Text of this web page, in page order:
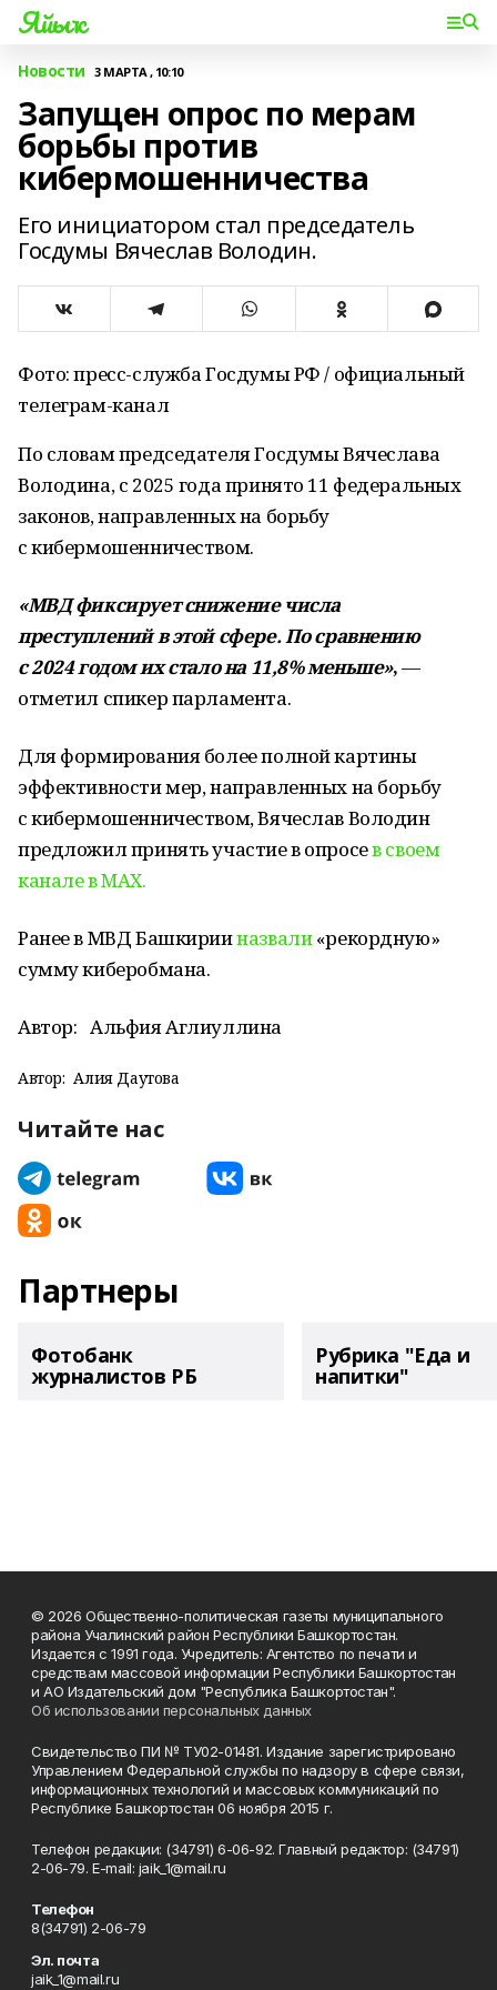
Яйыҡ
Новости 3 МАРТА , 10:10
Запущен опрос по мерам
борьбы против
кибермошенничества
Его инициатором стал председатель
Госдумы Вячеслав Володин.
Фото: пресс-служба Госдумы РФ / официальный
телеграм-канал
По словам председателя Госдумы Вячеслава
Володина, с 2025 года принято 11 федеральных
законов, направленных на борьбу
с кибермошенничеством.
«МВД фиксирует снижение числа
преступлений в этой сфере. По сравнению
с 2024 годом их стало на 11,8% меньше»,—
отметил спикер парламента.
Для формирования более полной картины
эффективности мер, направленных на борьбу
с кибермошенничеством, Вячеслав Володин
предложил принять участие в опросев своем
канале в MAX.
Ранее в МВД Башкирииназвали«рекордную»
сумму киберобмана.
Автор: Альфия Аглиуллина
Автор: Алия Даутова
Читайте нас
Партнеры
Фотобанк
журналистов РБ
Рубрика "Еда и
напитки"
© 2026 Общественно-политическая газеты муниципального
района Учалинский район Республики Башкортостан.
Издается с 1991 года. Учредитель: Агентство по печати и
средствам массовой информации Республики Башкортостан
и АО Издательский дом "Республика Башкортостан".
Об использовании персональных данных
Свидетельство ПИ № ТУ02-01481. Издание зарегистрировано
Управлением Федеральной службы по надзору в сфере связи,
информационных технологий и массовых коммуникаций по
Республике Башкортостан 06 ноября 2015 г.
Телефон редакции: (34791) 6-06-92. Главный редактор: (34791)
2-06-79. Е-mаil: jaik_1@mail.ru
Телефон
8(34791) 2-06-79
Эл. почта
jaik_1@mail.ru